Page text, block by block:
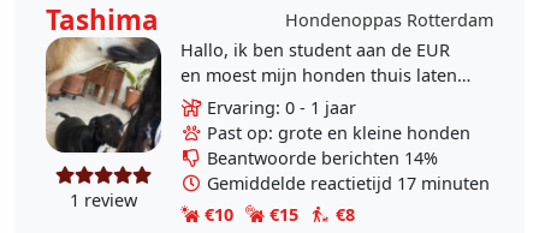
Tashima Hondenoppas Rotterdam
1 review
Hallo, ik ben student aan de EUR
en moest mijn honden thuis laten
toen ik hier ben verhuisd. Ik hou
veel van honden en vind het super
leuk om met ze..
Ervaring: 0 - 1 jaar
Past op: grote en kleine honden
Beantwoorde berichten 14%
Gemiddelde reactietijd 17 minuten
€10
€15
€8